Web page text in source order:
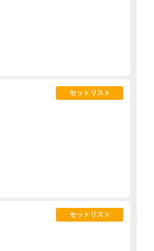
セットリスト
セットリスト